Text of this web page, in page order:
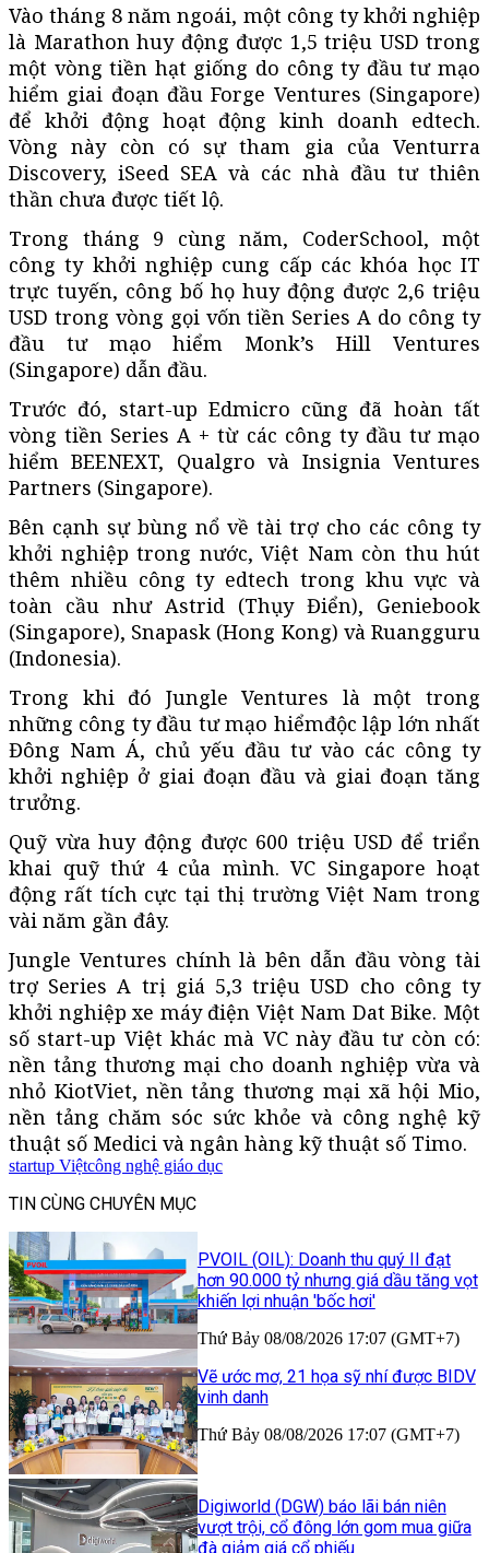
Vào tháng 8 năm ngoái, một công ty khởi nghiệp
là Marathon huy động được 1,5 triệu USD trong
một vòng tiền hạt giống do công ty đầu tư mạo
hiểm giai đoạn đầu Forge Ventures (Singapore)
để khởi động hoạt động kinh doanh edtech.
Vòng này còn có sự tham gia của Venturra
Discovery, iSeed SEA và các nhà đầu tư thiên
thần chưa được tiết lộ.
Trong tháng 9 cùng năm, CoderSchool, một
công ty khởi nghiệp cung cấp các khóa học IT
trực tuyến, công bố họ huy động được 2,6 triệu
USD trong vòng gọi vốn tiền Series A do công ty
đầu tư mạo hiểm Monk’s Hill Ventures
(Singapore) dẫn đầu.
Trước đó, start-up Edmicro cũng đã hoàn tất
vòng tiền Series A + từ các công ty đầu tư mạo
hiểm BEENEXT, Qualgro và Insignia Ventures
Partners (Singapore).
Bên cạnh sự bùng nổ về tài trợ cho các công ty
khởi nghiệp trong nước, Việt Nam còn thu hút
thêm nhiều công ty edtech trong khu vực và
toàn cầu như Astrid (Thụy Điển), Geniebook
(Singapore), Snapask (Hong Kong) và Ruangguru
(Indonesia).
Trong khi đó Jungle Ventures là một trong
những công ty đầu tư mạo hiểmđộc lập lớn nhất
Đông Nam Á, chủ yếu đầu tư vào các công ty
khởi nghiệp ở giai đoạn đầu và giai đoạn tăng
trưởng.
Quỹ vừa huy động được 600 triệu USD để triển
khai quỹ thứ 4 của mình. VC Singapore hoạt
động rất tích cực tại thị trường Việt Nam trong
vài năm gần đây.
Jungle Ventures chính là bên dẫn đầu vòng tài
trợ Series A trị giá 5,3 triệu USD cho công ty
khởi nghiệp xe máy điện Việt Nam Dat Bike. Một
số start-up Việt khác mà VC này đầu tư còn có:
nền tảng thương mại cho doanh nghiệp vừa và
nhỏ KiotViet, nền tảng thương mại xã hội Mio,
nền tảng chăm sóc sức khỏe và công nghệ kỹ
thuật số Medici và ngân hàng kỹ thuật số Timo.
startup Việtcông nghệ giáo dục
TIN CÙNG CHUYÊN MỤC
PVOIL (OIL): Doanh thu quý II đạt
hơn 90.000 tỷ nhưng giá dầu tăng vọt
khiến lợi nhuận 'bốc hơi'
Thứ Bảy 08/08/2026 17:07 (GMT+7)
Vẽ ước mơ, 21 họa sỹ nhí được BIDV
vinh danh
Thứ Bảy 08/08/2026 17:07 (GMT+7)
Digiworld (DGW) báo lãi bán niên
vượt trội, cổ đông lớn gom mua giữa
đà giảm giá cổ phiếu